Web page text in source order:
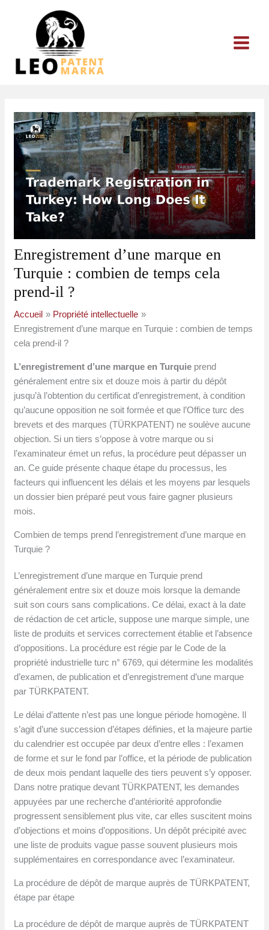
Enregistrement d’une marque en
Turquie : combien de temps cela
prend-il ?
Accueil
Propriété intellectuelle
Enregistrement d’une marque en Turquie : combien de temps
cela prend-il ?
L’enregistrement d’une marque en Turquie prend
généralement entre six et douze mois à partir du dépôt
jusqu’à l’obtention du certificat d’enregistrement, à condition
qu’aucune opposition ne soit formée et que l’Office turc des
brevets et des marques (TÜRKPATENT) ne soulève aucune
objection. Si un tiers s’oppose à votre marque ou si
l’examinateur émet un refus, la procédure peut dépasser un
an. Ce guide présente chaque étape du processus, les
facteurs qui influencent les délais et les moyens par lesquels
un dossier bien préparé peut vous faire gagner plusieurs
mois.
Combien de temps prend l’enregistrement d’une marque en
Turquie ?
L’enregistrement d’une marque en Turquie prend
généralement entre six et douze mois lorsque la demande
suit son cours sans complications. Ce délai, exact à la date
de rédaction de cet article, suppose une marque simple, une
liste de produits et services correctement établie et l’absence
d’oppositions. La procédure est régie par le Code de la
propriété industrielle turc n° 6769, qui détermine les modalités
d’examen, de publication et d’enregistrement d’une marque
par TÜRKPATENT.
Le délai d’attente n’est pas une longue période homogène. Il
s’agit d’une succession d’étapes définies, et la majeure partie
du calendrier est occupée par deux d’entre elles : l’examen
de forme et sur le fond par l’office, et la période de publication
de deux mois pendant laquelle des tiers peuvent s’y opposer.
Dans notre pratique devant TÜRKPATENT, les demandes
appuyées par une recherche d’antériorité approfondie
progressent sensiblement plus vite, car elles suscitent moins
d’objections et moins d’oppositions. Un dépôt précipité avec
une liste de produits vague passe souvent plusieurs mois
supplémentaires en correspondance avec l’examinateur.
La procédure de dépôt de marque auprès de TÜRKPATENT,
étape par étape
La procédure de dépôt de marque auprès de TÜRKPATENT